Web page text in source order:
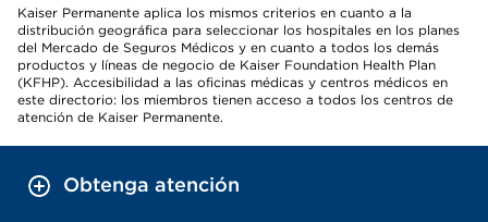
Kaiser Permanente aplica los mismos criterios en cuanto a la
distribución geográfica para seleccionar los hospitales en los planes
del Mercado de Seguros Médicos y en cuanto a todos los demás
productos y líneas de negocio de Kaiser Foundation Health Plan
(KFHP). Accesibilidad a las oficinas médicas y centros médicos en
este directorio: los miembros tienen acceso a todos los centros de
atención de Kaiser Permanente.
Obtenga atención